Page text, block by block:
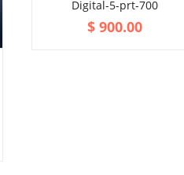
Digital-5-prt-700
$ 900.00